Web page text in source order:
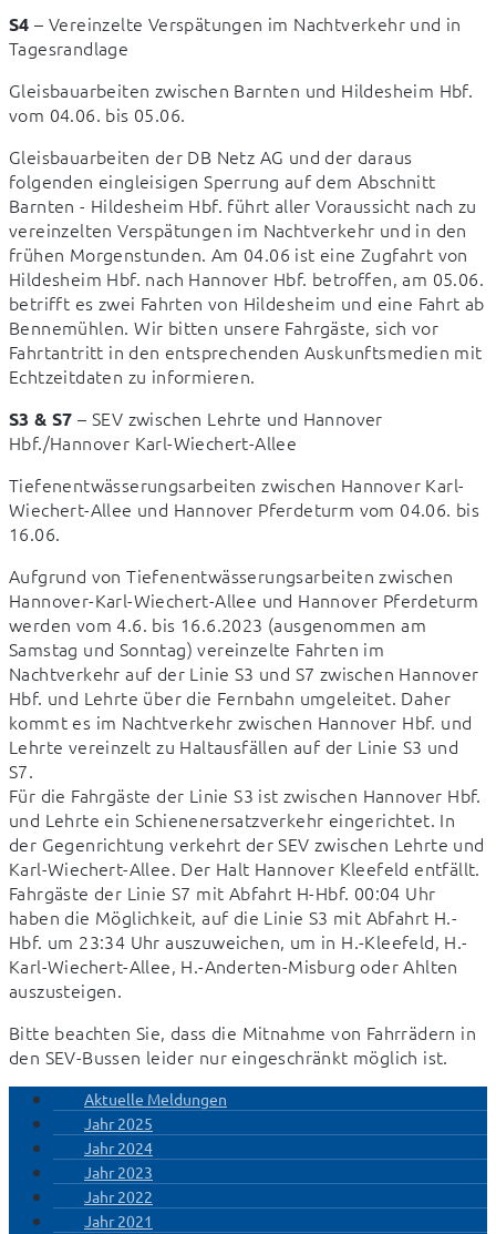
S4 – Vereinzelte Verspätungen im Nachtverkehr und in
Tagesrandlage
Gleisbauarbeiten zwischen Barnten und Hildesheim Hbf.
vom 04.06. bis 05.06.
Gleisbauarbeiten der DB Netz AG und der daraus
folgenden eingleisigen Sperrung auf dem Abschnitt
Barnten - Hildesheim Hbf. führt aller Voraussicht nach zu
vereinzelten Verspätungen im Nachtverkehr und in den
frühen Morgenstunden. Am 04.06 ist eine Zugfahrt von
Hildesheim Hbf. nach Hannover Hbf. betroffen, am 05.06.
betrifft es zwei Fahrten von Hildesheim und eine Fahrt ab
Bennemühlen. Wir bitten unsere Fahrgäste, sich vor
Fahrtantritt in den entsprechenden Auskunftsmedien mit
Echtzeitdaten zu informieren.
S3 & S7 – SEV zwischen Lehrte und Hannover
Hbf./Hannover Karl-Wiechert-Allee
Tiefenentwässerungsarbeiten zwischen Hannover Karl-
Wiechert-Allee und Hannover Pferdeturm vom 04.06. bis
16.06.
Aufgrund von Tiefenentwässerungsarbeiten zwischen
Hannover-Karl-Wiechert-Allee und Hannover Pferdeturm
werden vom 4.6. bis 16.6.2023 (ausgenommen am
Samstag und Sonntag) vereinzelte Fahrten im
Nachtverkehr auf der Linie S3 und S7 zwischen Hannover
Hbf. und Lehrte über die Fernbahn umgeleitet. Daher
kommt es im Nachtverkehr zwischen Hannover Hbf. und
Lehrte vereinzelt zu Haltausfällen auf der Linie S3 und
S7.
Für die Fahrgäste der Linie S3 ist zwischen Hannover Hbf.
und Lehrte ein Schienenersatzverkehr eingerichtet. In
der Gegenrichtung verkehrt der SEV zwischen Lehrte und
Karl-Wiechert-Allee. Der Halt Hannover Kleefeld entfällt.
Fahrgäste der Linie S7 mit Abfahrt H-Hbf. 00:04 Uhr
haben die Möglichkeit, auf die Linie S3 mit Abfahrt H.-
Hbf. um 23:34 Uhr auszuweichen, um in H.-Kleefeld, H.-
Karl-Wiechert-Allee, H.-Anderten-Misburg oder Ahlten
auszusteigen.
Bitte beachten Sie, dass die Mitnahme von Fahrrädern in
den SEV-Bussen leider nur eingeschränkt möglich ist.
Aktuelle Meldungen
Jahr 2025
Jahr 2024
Jahr 2023
Jahr 2022
Jahr 2021